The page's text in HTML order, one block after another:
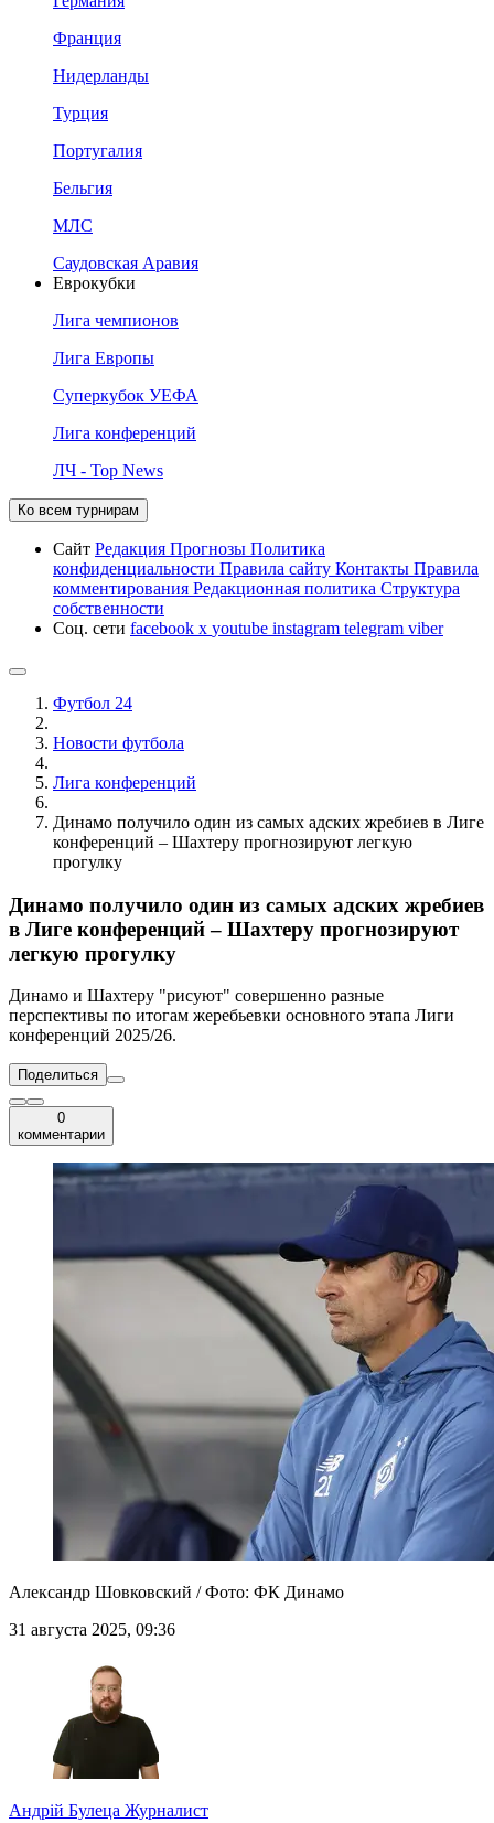
Франция
Нидерланды
Турция
Португалия
Бельгия
МЛС
Саудовская Аравия
Еврокубки
Лига чемпионов
Лига Европы
Суперкубок УЕФА
Лига конференций
ЛЧ - Top News
Ко всем турнирам
Сайт Редакция Прогнозы Политика
конфиденциальности Правила сайту Контакты Правила
комментирования Редакционная политика Структура
собственности
Соц. сети facebook x youtube instagram telegram viber
Футбол 24
Новости футбола
Лига конференций
Динамо получило один из самых адских жребиев в Лиге
конференций – Шахтеру прогнозируют легкую
прогулку
Динамо получило один из самых адских жребиев
в Лиге конференций – Шахтеру прогнозируют
легкую прогулку
Динамо и Шахтеру "рисуют" совершенно разные
перспективы по итогам жеребьевки основного этапа Лиги
конференций 2025/26.
Поделиться
0
комментарии
Александр Шовковский / Фото: ФК Динамо
31 августа 2025, 09:36
Андрій Булеца Журналист